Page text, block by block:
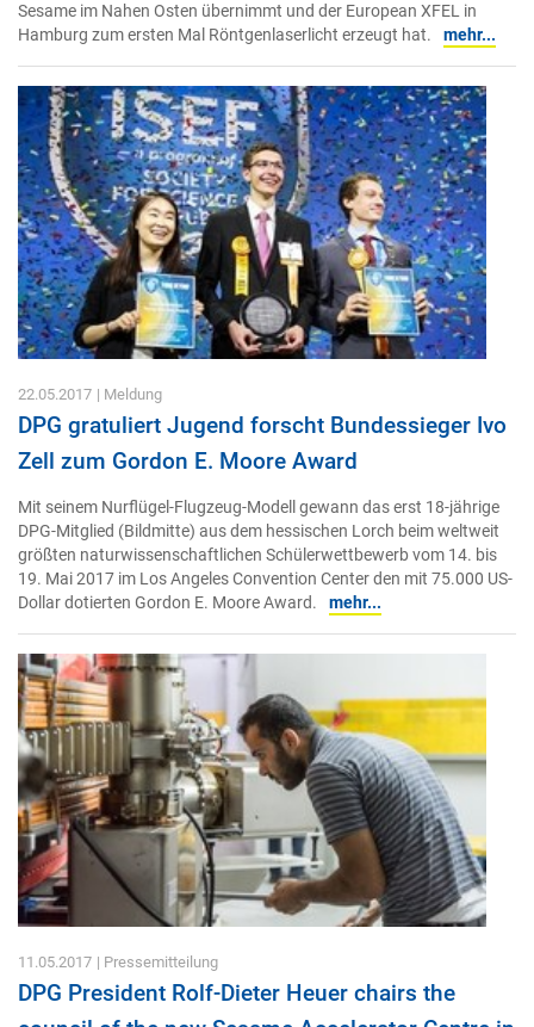
Sesame im Nahen Osten übernimmt und der European XFEL in
Hamburg zum ersten Mal Röntgenlaserlicht erzeugt hat.
mehr...
22.05.2017 | Meldung
DPG gratuliert Jugend forscht Bundessieger Ivo
Zell zum Gordon E. Moore Award
Mit seinem Nurflügel-Flugzeug-Modell gewann das erst 18-jährige
DPG-Mitglied (Bildmitte) aus dem hessischen Lorch beim weltweit
größten naturwissenschaftlichen Schülerwettbewerb vom 14. bis
19. Mai 2017 im Los Angeles Convention Center den mit 75.000 US-
Dollar dotierten Gordon E. Moore Award.
mehr...
11.05.2017 | Pressemitteilung
DPG President Rolf-Dieter Heuer chairs the